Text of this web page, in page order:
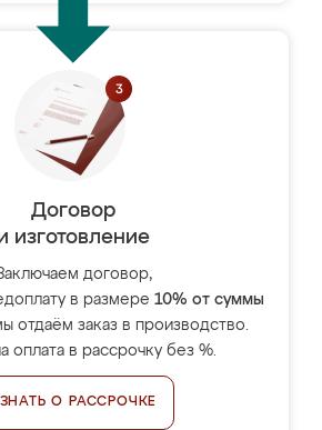
Договор
изготовление
договор,
в размере 10% от суммы
отдаём заказ в производство.
оплата в рассрочку без %.
О РАССРОЧКЕ